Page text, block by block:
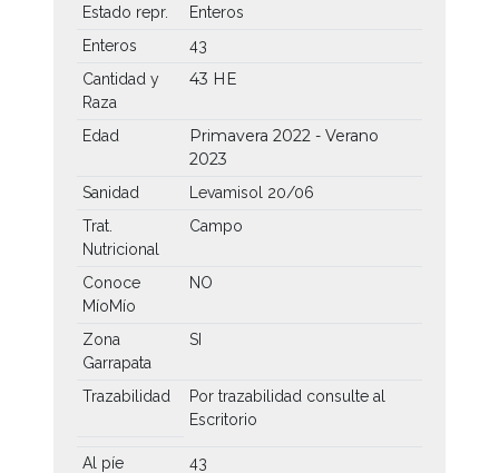
Estado repr.
Enteros
Enteros
43
Cantidad y
Raza
43 HE
Edad
Primavera 2022 - Verano
2023
Sanidad
Levamisol 20/06
Trat.
Nutricional
Campo
Conoce
MíoMío
NO
Zona
Garrapata
SI
Trazabilidad
Por trazabilidad consulte al
Escritorio
Al píe
43